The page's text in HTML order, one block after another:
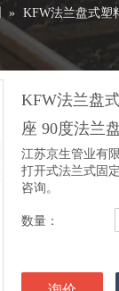
» KFW法兰盘式塑
KFW法兰盘
座 90度法兰
江苏京生管业有
打开式法兰式固
咨询。
数量：